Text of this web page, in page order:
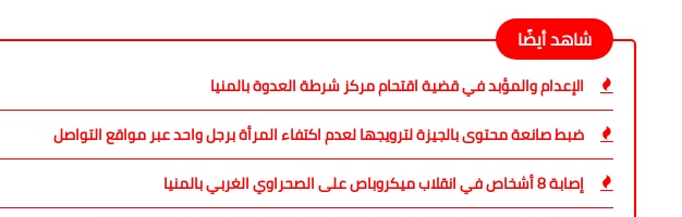
شاهد أيضًا
الإعدام والمؤبد في قضية اقتحام مركز شرطة العدوة بالمنيا
ضبط صانعة محتوى بالجيزة لترويجها لعدم اكتفاء المرأة برجل واحد عبر مواقع التواصل
إصابة 8 أشخاص في انقلاب ميكروباص على الصحراوي الغربي بالمنيا